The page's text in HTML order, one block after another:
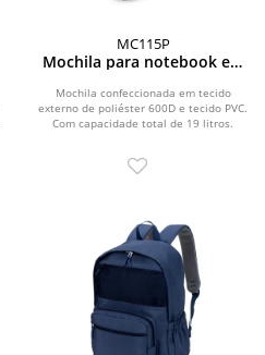
MC115P
Mochila para notebook em
Mochila confeccionada em tecido
externo de poliéster 600D e tecido PVC.
Com capacidade total de 19 litros.